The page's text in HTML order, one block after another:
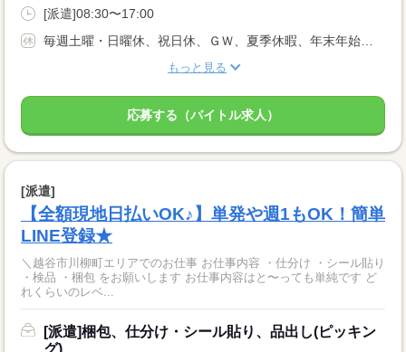
[派遣]08:30〜17:00
毎週土曜・日曜休、祝日休、ＧＷ、夏季休暇、年末年始、有給休暇
もっと見る
応募する（バイトル求人）
[派遣]
【全額現地日払いOK♪】単発や週1もOK！簡単
LINE登録★
＼越谷市川柳町エリアでのお仕事 お仕事内容 ・仕分け ・シール貼り
・検品 ・梱包 をお願いします お仕事内容はと〜っても単純です ど
れくらいのレベ...
[派遣]梱包、仕分け・シール貼り、品出し(ピッキン